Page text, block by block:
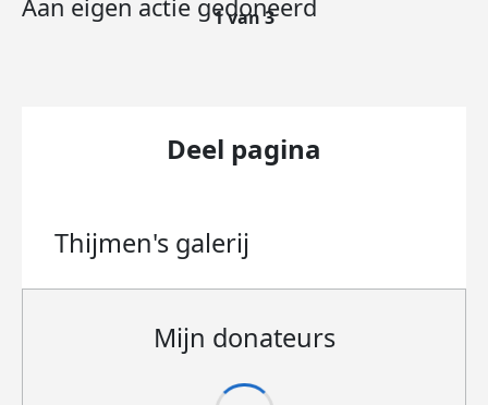
Aan eigen actie gedoneerd
1 van 3
Deel pagina
Thijmen's galerij
Mijn donateurs